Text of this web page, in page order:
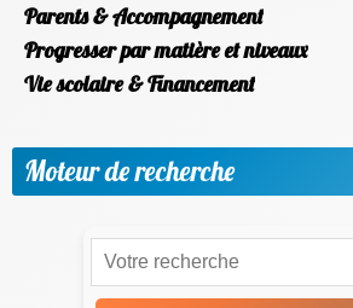
Parents & Accompagnement
Progresser par matière et niveaux
Vie scolaire & Financement
Moteur de recherche